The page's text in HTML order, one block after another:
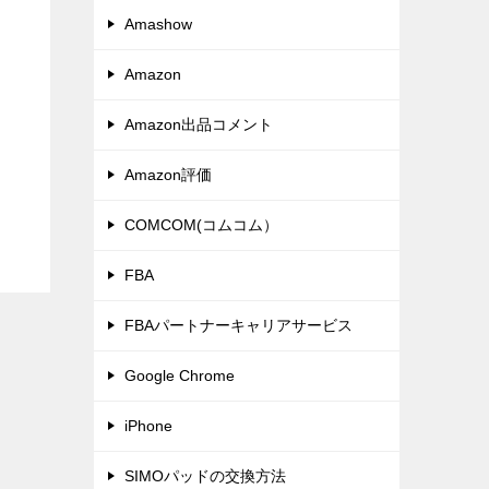
Amashow
Amazon
Amazon出品コメント
Amazon評価
COMCOM(コムコム）
FBA
FBAパートナーキャリアサービス
Google Chrome
iPhone
SIMOパッドの交換方法